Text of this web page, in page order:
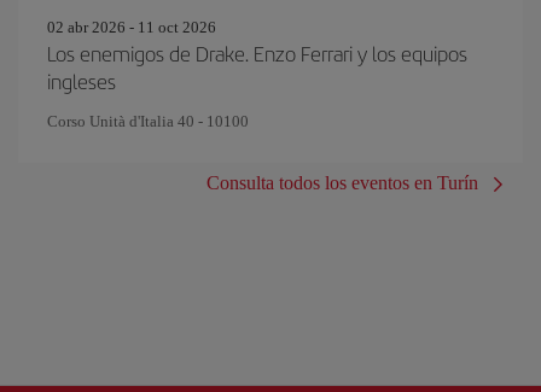
02 abr 2026 - 11 oct 2026
Los enemigos de Drake. Enzo Ferrari y los equipos
ingleses
Corso Unità d'Italia 40 - 10100
Consulta todos los eventos en Turín